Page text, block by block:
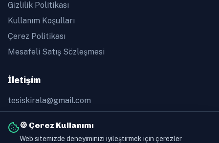
🍪 Çerez Kullanımı
Web sitemizde deneyiminizi iyileştirmek için çerezler
Gizlilik Politikası
Kullanım Koşulları
Çerez Politikası
Mesafeli Satış Sözleşmesi
İletişim
tesiskirala@gmail.com